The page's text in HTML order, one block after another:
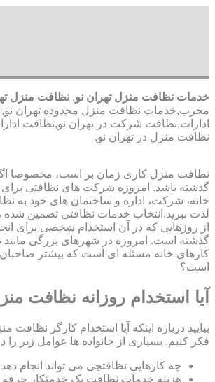
خدمات نظافت منزل تهران نو, نظافت منزل
مجرب,خدمات نظافت منزل محدوده تهران نو,
ادارات,نظافت شرکت در تهران نو,نظافت
نظافت منزل در تهران نو,
نظافت منزل کاری زمان بر است، مخصوصا اگر
گذشته باشد. امروزه شرکت های نظافتی
خانه، شرکت، اداره و ساختمان های خود به
لذت ببرید.انتخاب خدمات نظافتی تضمین شده
از روزهایی که در آن استخدام شخصی برای
گذشته است. امروزه در شهرهای بزرگی مانند
کارهای خانه مسئله ای است که بیشتر صاحبان
است؟
آیا استخدام روزانه نظافت
بیایید درباره اینکه آیا استخدام کارگر
فکر کنیم. بسیاری از خانواده ها عوامل زیر را
چه کارهایی نظافتچی می تواند انجام
هزینه خدمات نظافت یک خدمتکار